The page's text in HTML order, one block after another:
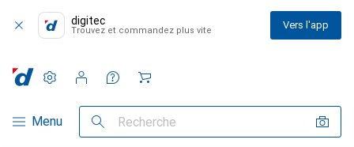
digitec
Trouvez et commandez plus vite Vers l'app
Navigation par catégorie
Menu Recherche
Paramètres
Compte client
Listes de comparaison
Listes d'envies
Panier